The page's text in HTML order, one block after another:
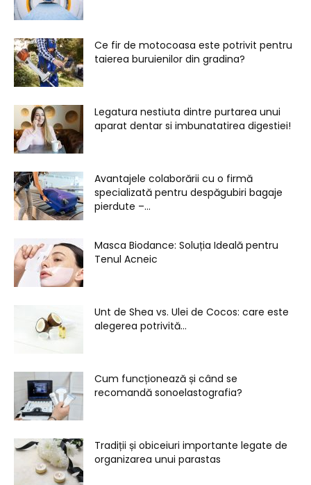
Ce fir de motocoasa este potrivit pentru
taierea buruienilor din gradina?
Legatura nestiuta dintre purtarea unui
aparat dentar si imbunatatirea digestiei!
Avantajele colaborării cu o firmă
specializată pentru despăgubiri bagaje
pierdute –...
Masca Biodance: Soluția Ideală pentru
Tenul Acneic
Unt de Shea vs. Ulei de Cocos: care este
alegerea potrivită...
Cum funcționează și când se
recomandă sonoelastografia?
Tradiții și obiceiuri importante legate de
organizarea unui parastas